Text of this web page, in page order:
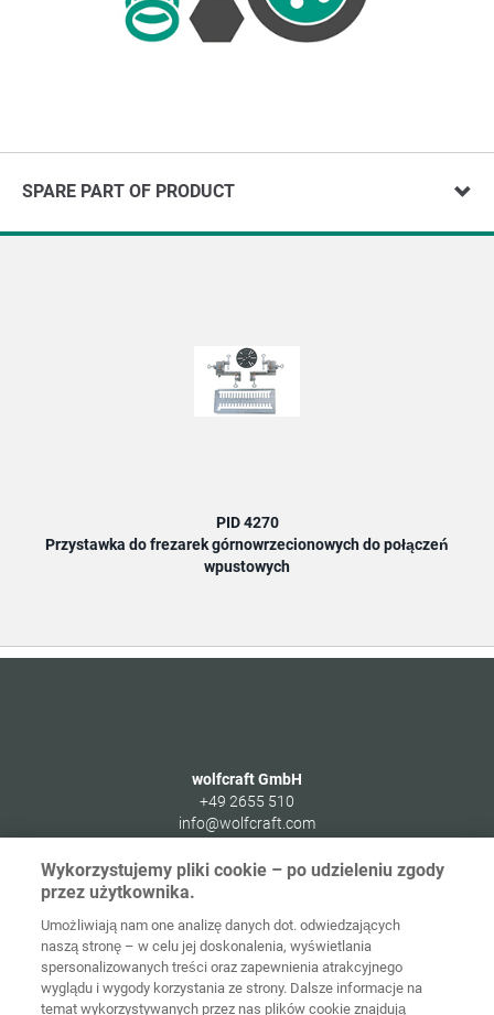
SPARE PART OF PRODUCT
PID 4270
Przystawka do frezarek górnowrzecionowych do połączeń
wpustowych
wolfcraft GmbH
+49 2655 510
info@wolfcraft.com
56746Kempenich
Wykorzystujemy pliki cookie – po udzieleniu zgody
przez użytkownika.
Umożliwiają nam one analizę danych dot. odwiedzających
naszą stronę – w celu jej doskonalenia, wyświetlania
spersonalizowanych treści oraz zapewnienia atrakcyjnego
wyglądu i wygody korzystania ze strony. Dalsze informacje na
temat wykorzystywanych przez nas plików cookie znajdują